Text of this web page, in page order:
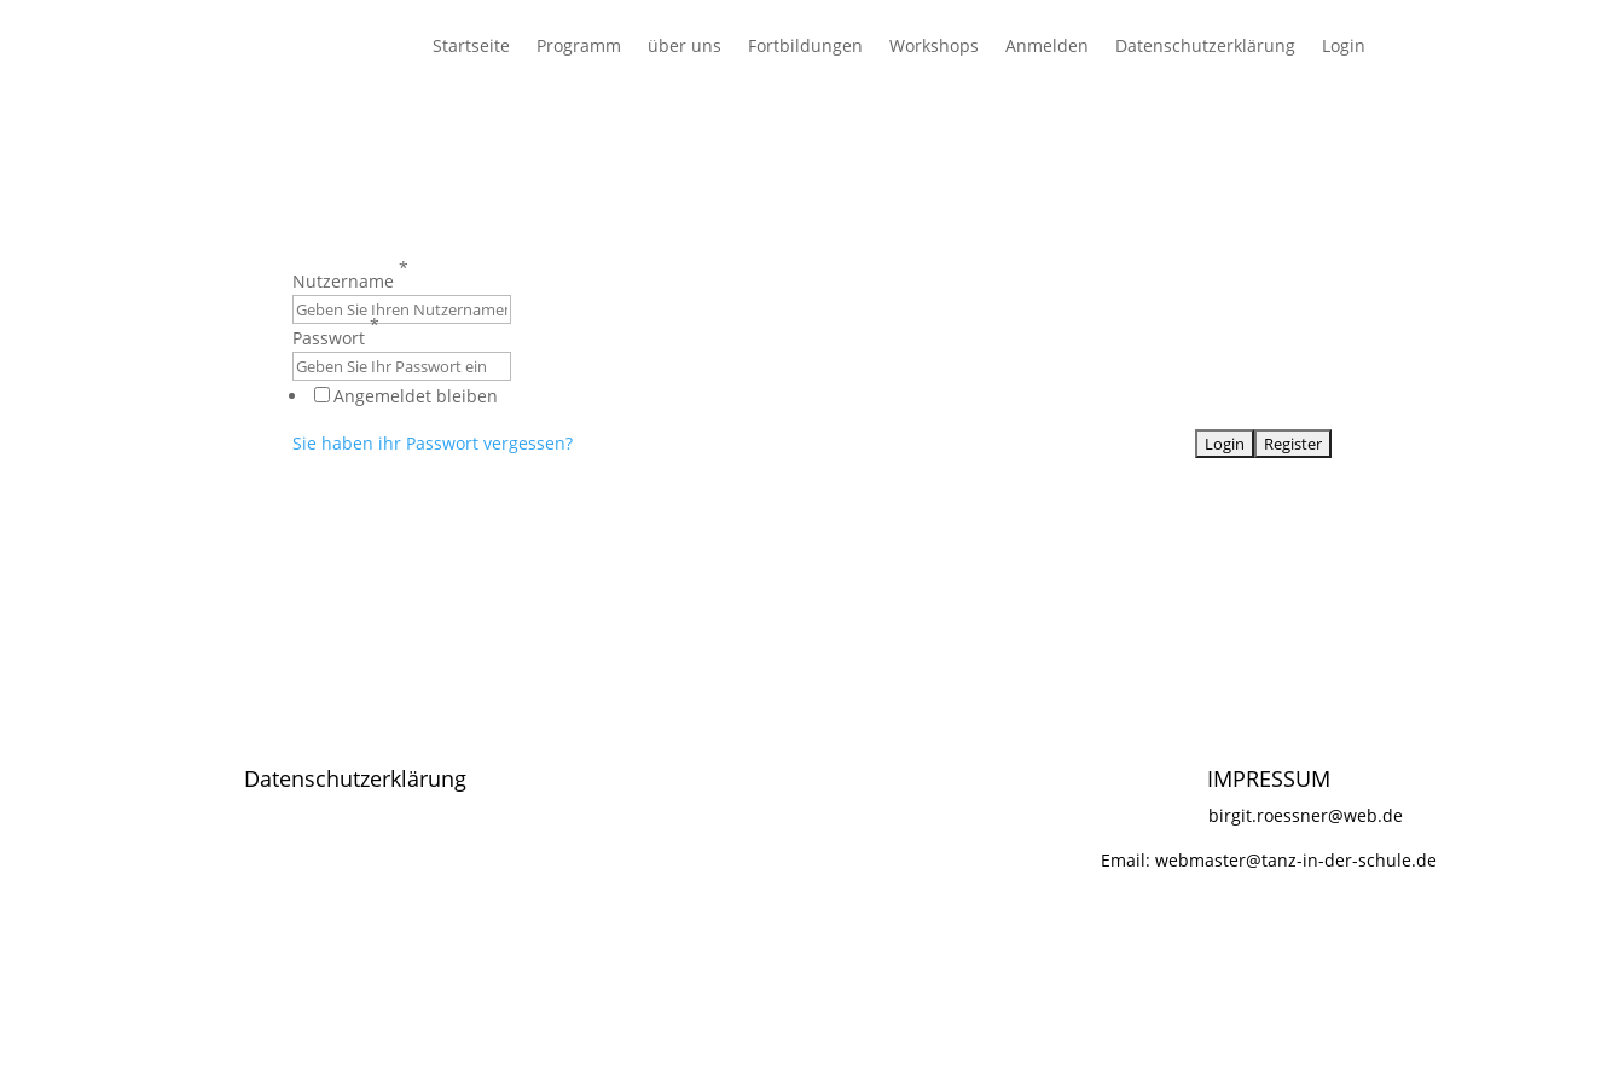
Startseite Programm über uns Fortbildungen Workshops Anmelden Datenschutzerklärung Login
Nutzername
*
Passwort
*
Angemeldet bleiben
Sie haben ihr Passwort vergessen?
Datenschutzerklärung IMPRESSUM
birgit.roessner@web.de
Email:webmaster@tanz-in-der-schule.de